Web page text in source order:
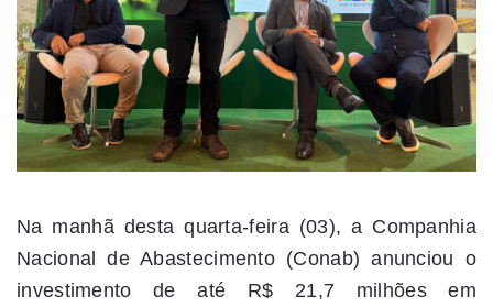
Na manhã desta quarta-feira (03), a Companhia
Nacional de Abastecimento (Conab) anunciou o
investimento de até R$ 21,7 milhões em